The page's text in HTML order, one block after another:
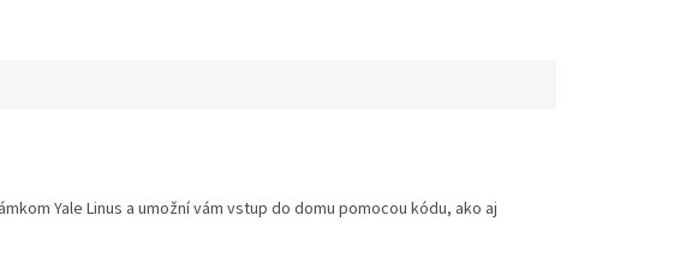
Yale Linus a umožní vám vstup do domu pomocou kódu, ako aj